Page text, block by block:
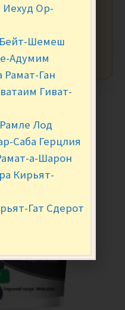
Иехуд Ор-
Шемеш
Адумим
Рамат-Ган
Гиват-
Лод
Саба Герцлия
а-Шарон
Кирьят-
Гат Сдерот